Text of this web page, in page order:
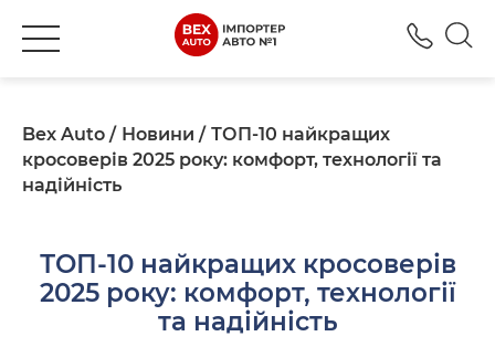
Bex Auto Новини
ТОП-10 найкращих
кросоверів 2025 року: комфорт, технології та
надійність
ТОП-10 найкращих кросоверів
2025 року: комфорт, технології
та надійність